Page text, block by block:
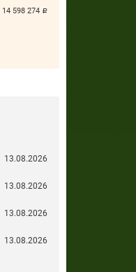
14 598 274 руб.
13.08.2026
13.08.2026
13.08.2026
13.08.2026